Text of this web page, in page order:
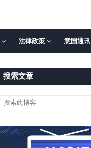
法律政策 意国通讯
搜索文章